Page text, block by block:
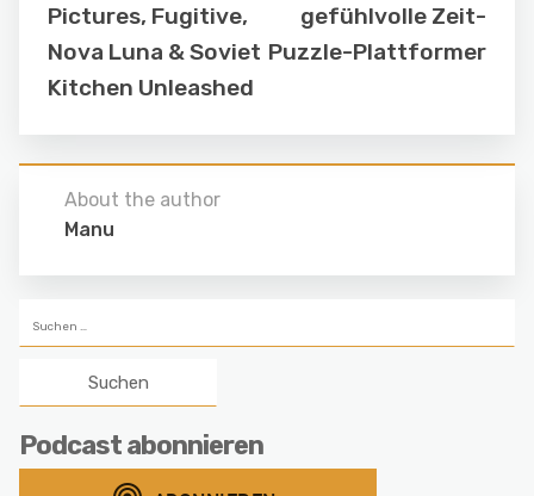
Pictures, Fugitive,
Nova Luna & Soviet
Kitchen Unleashed
gefühlvolle Zeit-
Puzzle-Plattformer
About the author
Manu
nach:
Podcast abonnieren